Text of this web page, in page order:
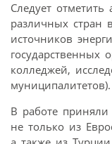
Следует отметить
различных стран
источников
государственных
колледжей,
муниципалитетов).
В работе приняли
не только из